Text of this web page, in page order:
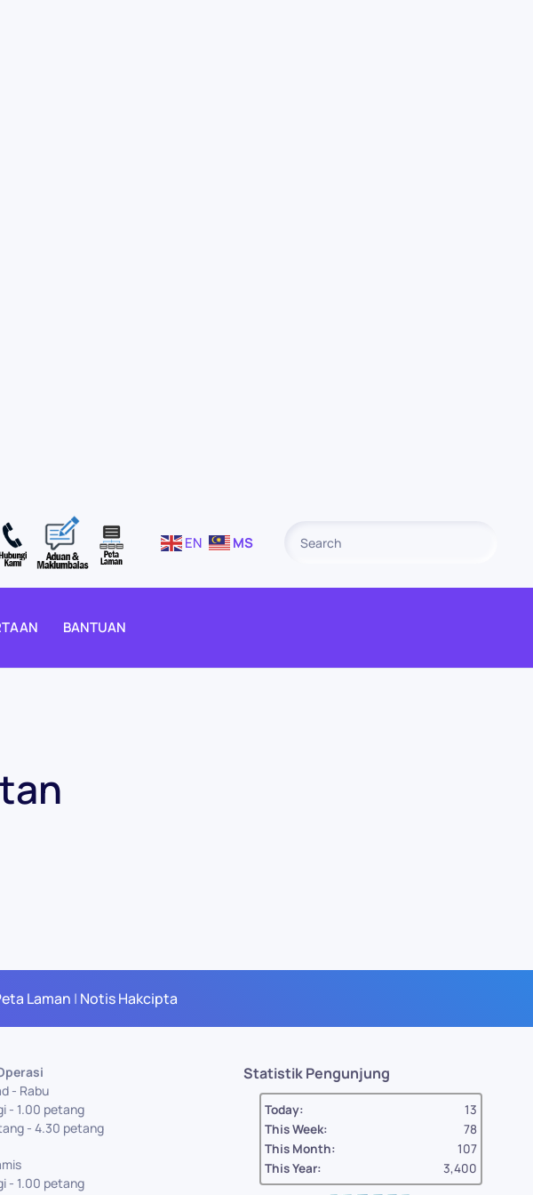
EN MS
BANTUAN
Laman | Notis Hakcipta
- Rabu
- 1.00 petang
- 4.30 petang
- 1.00 petang
Statistik Pengunjung
Today:
13
This Week:
78
This Month:
107
This Year:
3,400